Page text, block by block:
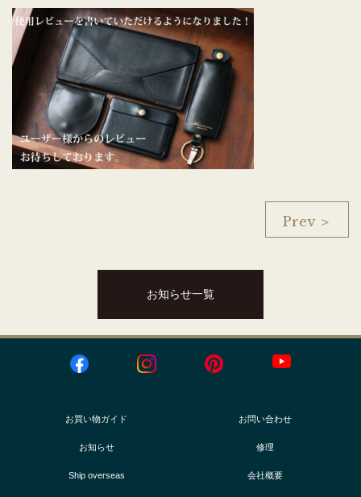
Prev ＞
お知らせ一覧
お買い物ガイド お問い合わせ
お知らせ 修理
Ship overseas 会社概要